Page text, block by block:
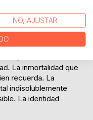
con la
fantasmas del pasado.
involuntaria
La inmortalidad que
recuerda. La
indisolublemente
La identidad
NO, AJUSTAR